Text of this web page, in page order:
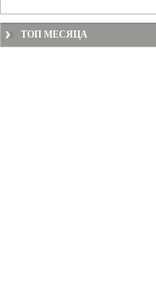
ТОП МЕСЯЦА